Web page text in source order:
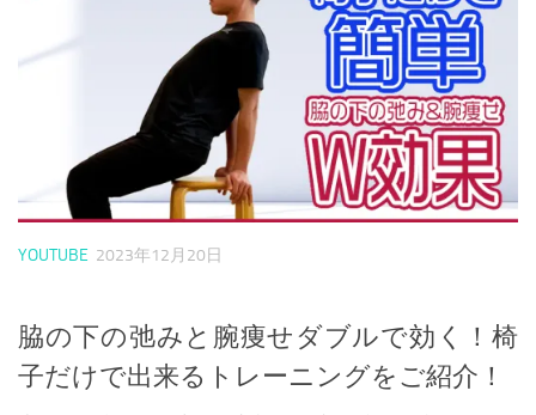
YOUTUBE 2023年12月20日
脇の下の弛みと腕痩せダブルで効く！椅
子だけで出来るトレーニングをご紹介！